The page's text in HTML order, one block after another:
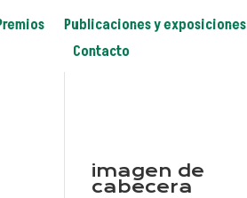
Publicaciones y exposiciones
Contacto
imagen de
cabecera